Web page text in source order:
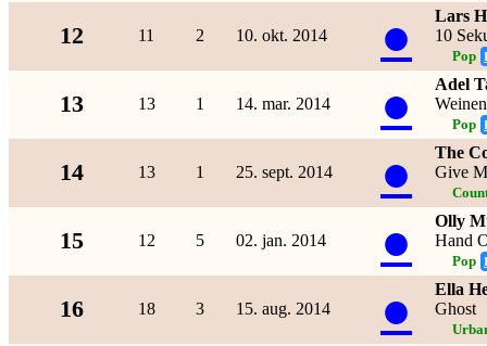
12 11 2 10. okt. 2014 ●
Lars
10
Pop
13 13 1 14. mar. 2014 ●
Adel
Weinen
Pop
14 13 1 25. sept. 2014 ●
The
Give
15 12 5 02. jan. 2014 ●
Olly
Hand
Pop
16 18 3 15. aug. 2014 ●
Ella
Ghost